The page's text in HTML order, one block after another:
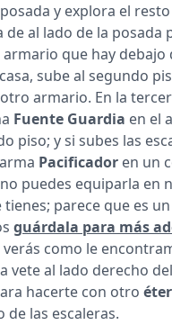
y explora el
de al lado de la
que hay debajo
sube al segundo
armario. En la
Fuente Guardia en el
piso; y si subes las
Pacificador en un
puedes equiparla en
parece que es
guárdala para más
verás como le
vete al lado derecho
hacerte con otro éter
las escaleras.